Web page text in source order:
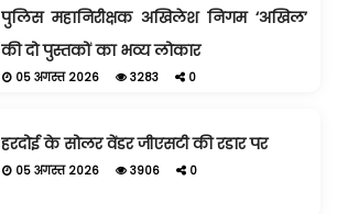
पुलिस महानिरीक्षक अखिलेश निगम ‘अखिल’
की दो पुस्तकों का भव्य लोकार
05 अगस्त 2026 3283 0
हरदोई के सोलर वेंडर जीएसटी की रडार पर
05 अगस्त 2026 3906 0